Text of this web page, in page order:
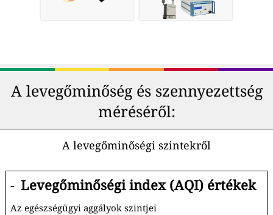
A levegőminőség és szennyezettség
méréséről:
A levegőminőségi szintekről
- Levegőminőségi index (AQI) értékek
Az egészségügyi aggályok szintjei